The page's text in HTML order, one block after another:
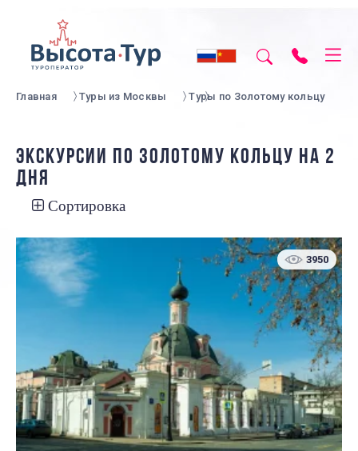
Главная Туры из Москвы Туры по Золотому кольцу
ЭКСКУРСИИ ПО ЗОЛОТОМУ КОЛЬЦУ НА 2
ДНЯ
Сортировка
3950